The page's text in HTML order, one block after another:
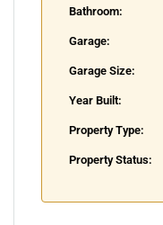
Bathroom:
Garage:
Garage Size:
Year Built:
Property Type:
Property Status: